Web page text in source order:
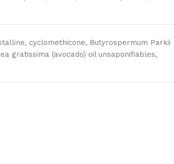
cyclomethicone, Butyrospermum Parkii
gratissima (avocado) oil unsaponifiables,